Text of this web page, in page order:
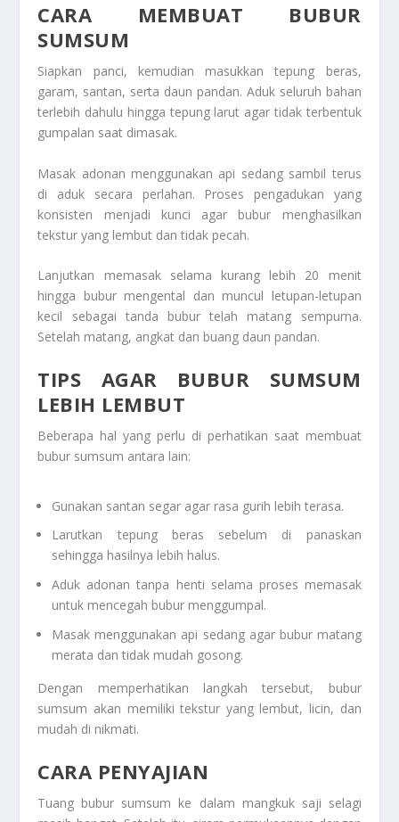
CARA MEMBUAT BUBUR
SUMSUM
Siapkan panci, kemudian masukkan tepung beras,
garam, santan, serta daun pandan. Aduk seluruh bahan
terlebih dahulu hingga tepung larut agar tidak terbentuk
gumpalan saat dimasak.
Masak adonan menggunakan api sedang sambil terus
di aduk secara perlahan. Proses pengadukan yang
konsisten menjadi kunci agar bubur menghasilkan
tekstur yang lembut dan tidak pecah.
Lanjutkan memasak selama kurang lebih 20 menit
hingga bubur mengental dan muncul letupan-letupan
kecil sebagai tanda bubur telah matang sempurna.
Setelah matang, angkat dan buang daun pandan.
TIPS AGAR BUBUR SUMSUM
LEBIH LEMBUT
Beberapa hal yang perlu di perhatikan saat membuat
bubur sumsum antara lain:
Gunakan santan segar agar rasa gurih lebih terasa.
Larutkan tepung beras sebelum di panaskan
sehingga hasilnya lebih halus.
Aduk adonan tanpa henti selama proses memasak
untuk mencegah bubur menggumpal.
Masak menggunakan api sedang agar bubur matang
merata dan tidak mudah gosong.
Dengan memperhatikan langkah tersebut, bubur
sumsum akan memiliki tekstur yang lembut, licin, dan
mudah di nikmati.
CARA PENYAJIAN
Tuang bubur sumsum ke dalam mangkuk saji selagi